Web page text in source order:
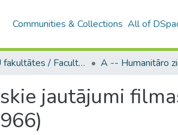
Communities & Collections All of
B4 – LU fakultātes / Faculties of the UL
jautājumi